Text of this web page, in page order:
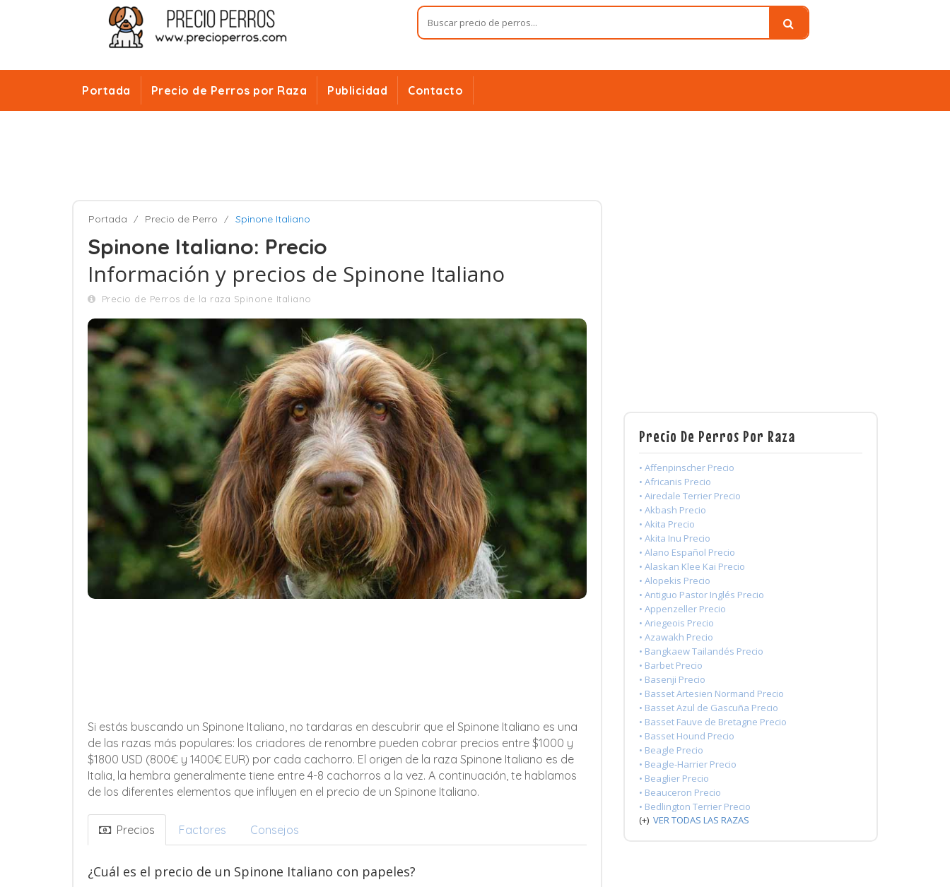
Portada Precio de Perros por Raza Publicidad Contacto
Portada Precio de Perro Spinone Italiano
Spinone Italiano: Precio
Información y precios de Spinone Italiano
Precio de Perros de la raza Spinone Italiano
Si estás buscando un Spinone Italiano, no tardaras en descubrir que el Spinone Italiano es una
de las razas más populares: los criadores de renombre pueden cobrar precios entre $1000 y
$1800 USD (800€ y 1400€ EUR) por cada cachorro. El origen de la raza Spinone Italiano es de
Italia, la hembra generalmente tiene entre 4-8 cachorros a la vez. A continuación, te hablamos
de los diferentes elementos que influyen en el precio de un Spinone Italiano.
Precios Factores Consejos
¿Cuál es el precio de un Spinone Italiano con papeles?
Precio De Perros Por Raza
• Affenpinscher Precio
• Africanis Precio
• Airedale Terrier Precio
• Akbash Precio
• Akita Precio
• Akita Inu Precio
• Alano Español Precio
• Alaskan Klee Kai Precio
• Alopekis Precio
• Antiguo Pastor Inglés Precio
• Appenzeller Precio
• Ariegeois Precio
• Azawakh Precio
• Bangkaew Tailandés Precio
• Barbet Precio
• Basenji Precio
• Basset Artesien Normand Precio
• Basset Azul de Gascuña Precio
• Basset Fauve de Bretagne Precio
• Basset Hound Precio
• Beagle Precio
• Beagle-Harrier Precio
• Beaglier Precio
• Beauceron Precio
• Bedlington Terrier Precio
(+) VER TODAS LAS RAZAS